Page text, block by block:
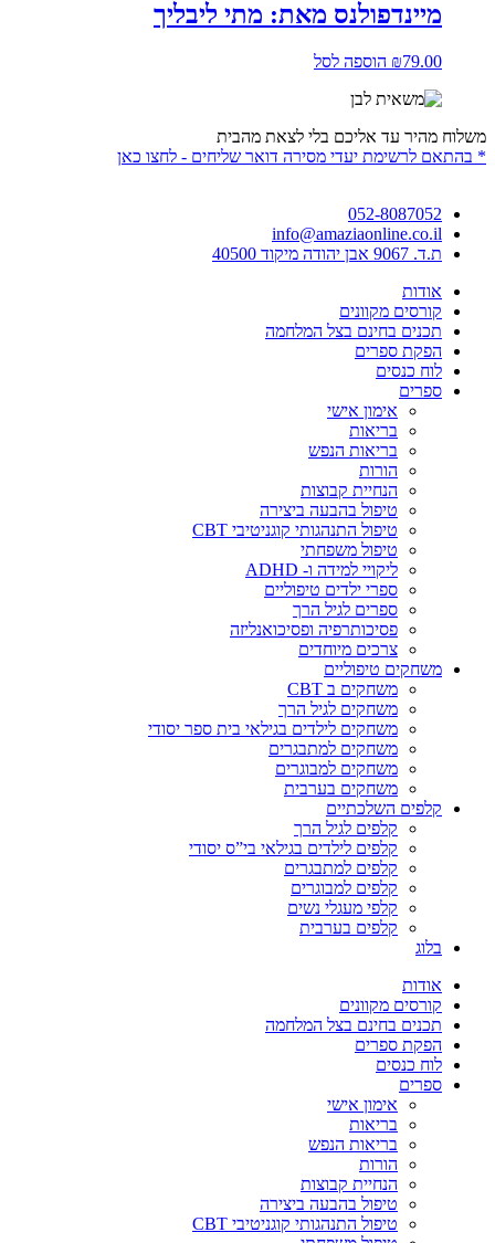
מיינדפולנס מאת: מתי ליבליך
₪79.00 הוספה לסל
משלוח מהיר עד אליכם בלי לצאת מהבית
* בהתאם לרשימת יעדי מסירה דואר שליחים - לחצו כאן
052-8087052
info@amaziaonline.co.il
ת.ד. 9067 אבן יהודה מיקוד 40500
אודות
קורסים מקוונים
תכנים בחינם בצל המלחמה
הפקת ספרים
לוח כנסים
ספרים
אימון אישי
בריאות
בריאות הנפש
הורות
הנחיית קבוצות
טיפול בהבעה ביצירה
טיפול התנהגותי קוגניטיבי CBT
טיפול משפחתי
ליקויי למידה ו- ADHD
ספרי ילדים טיפוליים
ספרים לגיל הרך
פסיכותרפיה ופסיכואנליזה
צרכים מיוחדים
משחקים טיפוליים
משחקים ב CBT
משחקים לגיל הרך
משחקים לילדים בגילאי בית ספר יסודי
משחקים למתבגרים
משחקים למבוגרים
משחקים בערבית
קלפים השלכתיים
קלפים לגיל הרך
קלפים לילדים בגילאי בי”ס יסודי
קלפים למתבגרים
קלפים למבוגרים
קלפי מעגלי נשים
קלפים בערבית
בלוג
אודות
קורסים מקוונים
תכנים בחינם בצל המלחמה
הפקת ספרים
לוח כנסים
ספרים
אימון אישי
בריאות
בריאות הנפש
הורות
הנחיית קבוצות
טיפול בהבעה ביצירה
טיפול התנהגותי קוגניטיבי CBT